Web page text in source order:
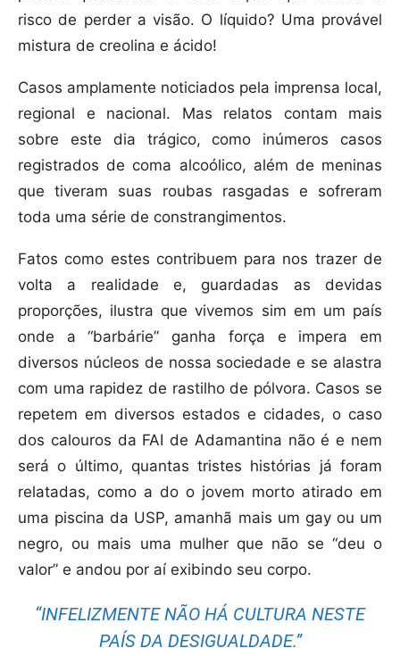
risco de perder a visão. O líquido? Uma provável
mistura de creolina e ácido!
Casos amplamente noticiados pela imprensa local,
regional e nacional. Mas relatos contam mais
sobre este dia trágico, como inúmeros casos
registrados de coma alcoólico, além de meninas
que tiveram suas roubas rasgadas e sofreram
toda uma série de constrangimentos.
Fatos como estes contribuem para nos trazer de
volta a realidade e, guardadas as devidas
proporções, ilustra que vivemos sim em um país
onde a “barbárie” ganha força e impera em
diversos núcleos de nossa sociedade e se alastra
com uma rapidez de rastilho de pólvora. Casos se
repetem em diversos estados e cidades, o caso
dos calouros da FAI de Adamantina não é e nem
será o último, quantas tristes histórias já foram
relatadas, como a do o jovem morto atirado em
uma piscina da USP, amanhã mais um gay ou um
negro, ou mais uma mulher que não se “deu o
valor” e andou por aí exibindo seu corpo.
“INFELIZMENTE NÃO HÁ CULTURA NESTE
PAÍS DA DESIGUALDADE.”